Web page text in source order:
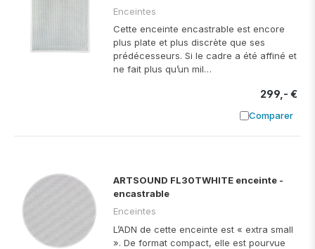
Enceintes
Cette enceinte encastrable est encore
plus plate et plus discrète que ses
prédécesseurs. Si le cadre a été affiné et
ne fait plus qu’un mil…
299,- €
Comparer
Ajouter à
ARTSOUND FL30TWHITE enceinte -
encastrable
Enceintes
L’ADN de cette enceinte est « extra small
». De format compact, elle est pourvue